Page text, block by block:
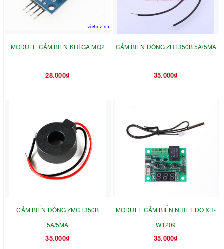
MODULE CẢM BIẾN KHÍ GA MQ2
28.000₫
CẢM BIẾN DÒNG ZHT350B 5A/5MA
35.000₫
CẢM BIẾN DÒNG ZMCT350B
5A/5MA
35.000₫
MODULE CẢM BIẾN NHIỆT ĐỘ XH-
W1209
35.000₫